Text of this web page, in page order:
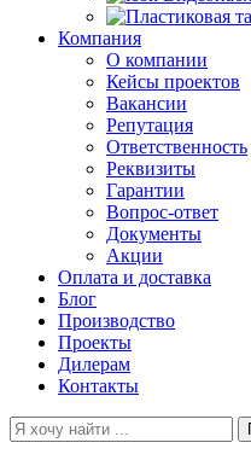
Компания
О компании
Кейсы проектов
Вакансии
Репутация
Ответственность
Реквизиты
Гарантии
Вопрос-ответ
Документы
Акции
Оплата и доставка
Блог
Производство
Проекты
Дилерам
Контакты